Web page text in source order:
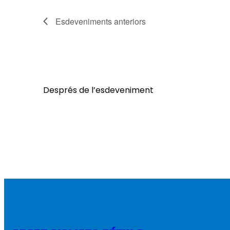
Esdevenimentsanteriors
Després de l’esdeveniment